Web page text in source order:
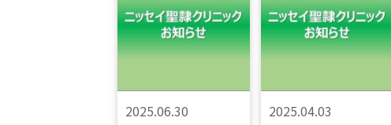
2025.06.30 2025.04.03